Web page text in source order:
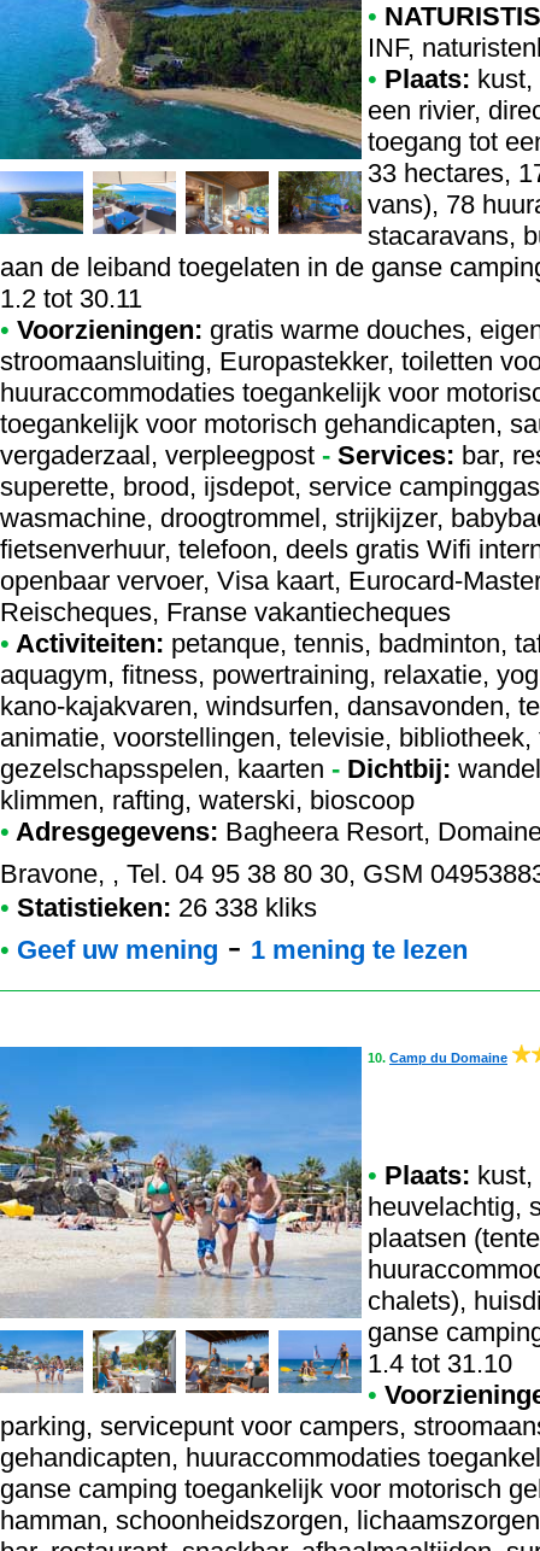
•
INF,
• Plaats: kust,
een rivier,
toegang tot
33 hectares,
vans), 78
stacaravans,
aan de leiband toegelaten in de ganse
1.2 tot 30.11
• Voorzieningen: gratis warme douches,
stroomaansluiting, Europastekker, toiletten
huuraccommodaties toegankelijk voor
toegankelijk voor motorisch gehandicapten,
vergaderzaal, verpleegpost - Services: bar,
superette, brood, ijsdepot, service
wasmachine, droogtrommel, strijkijzer,
fietsenverhuur, telefoon, deels gratis Wifi
openbaar vervoer, Visa kaart, Eurocard-
Reischeques, Franse vakantiecheques
• Activiteiten: petanque, tennis, badminton,
aquagym, fitness, powertraining, relaxatie,
kano-kajakvaren, windsurfen, dansavonden,
animatie, voorstellingen, televisie,
gezelschapsspelen, kaarten - Dichtbij:
klimmen, rafting, waterski, bioscoop
• Adresgegevens: Bagheera Resort,
Bravone, , Tel. 04 95 38 80 30, GSM
• Statistieken: 26 338 kliks
• Geef uw mening - 1 mening te lezen
10. Camp du Domaine
• Plaats: kust,
heuvelachtig,
plaatsen
chalets),
ganse
1.4 tot 31.10
•
parking, servicepunt voor campers,
gehandicapten, huuraccommodaties
ganse camping toegankelijk voor motorisch
hamman, schoonheidszorgen,